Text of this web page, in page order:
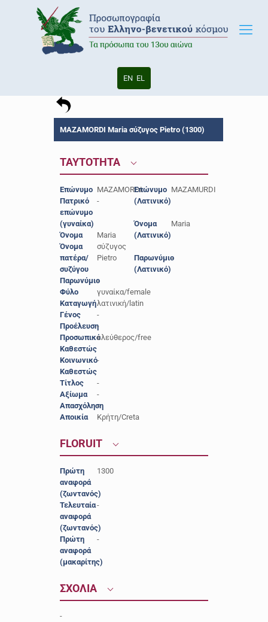
EN EL
MAZAMORDI Maria σύζυγος Pietro (1300)
ΤΑΥΤΟΤΗΤΑ
Επώνυμο MAZAMORDI
Πατρικό
επώνυμο
(γυναίκα)
-
Όνομα
Maria
Όνομα
πατέρα/
συζύγου
σύζυγος
Pietro
Παρωνύμιο
-
Φύλο
γυναίκα/female
Καταγωγήλατινική/latin
Γένος
-
Προέλευση-
Προσωπικό
Καθεστώς
ελεύθερος/free
Κοινωνικό
Καθεστώς
-
Τίτλος
-
Αξίωμα
-
Απασχόληση
-
Αποικία
Κρήτη/Creta
Επώνυμο
(Λατινικό)
MAZAMURDI
Όνομα
(Λατινικό)
Maria
Παρωνύμιο
(Λατινικό)
-
FLORUIT
Πρώτη
αναφορά
(ζωντανός)
1300
Τελευταία
αναφορά
(ζωντανός)
-
Πρώτη
αναφορά
(μακαρίτης)
-
ΣΧΟΛΙΑ
-